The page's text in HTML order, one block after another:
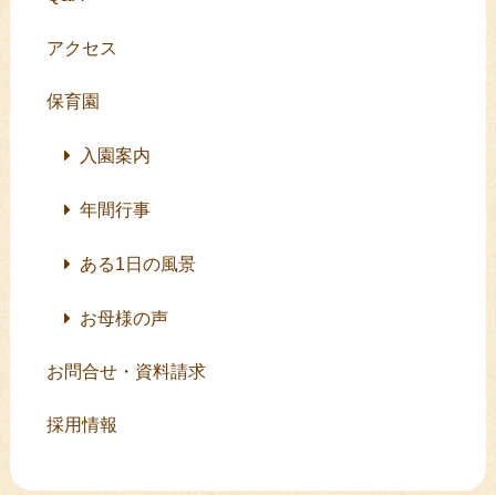
アクセス
保育園
入園案内
年間行事
ある1日の風景
お母様の声
お問合せ・資料請求
採用情報